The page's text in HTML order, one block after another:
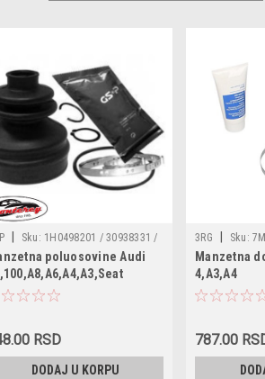
Sku: 1H0498201 / 30938331 /
/ 1J0498201H / 4B0498201 /
/ 7M3498201D /
/ 893498201A /
poluosovine Audi
RSD
DODAJ U KORPU
3RG Sku:
/ MK810160 /
1J0498201G /
8E0498201B /
31256221 /
Manzetna
4,A3,A4
787.00